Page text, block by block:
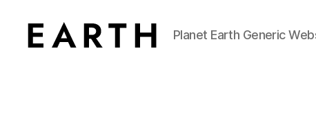
Planet Earth Generic